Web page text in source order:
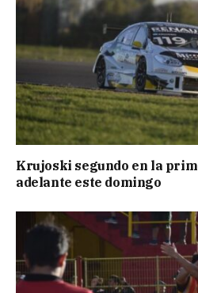
Krujoski segundo en la
adelante este domingo